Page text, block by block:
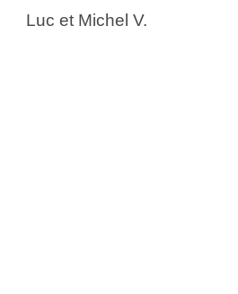
Luc et Michel V.